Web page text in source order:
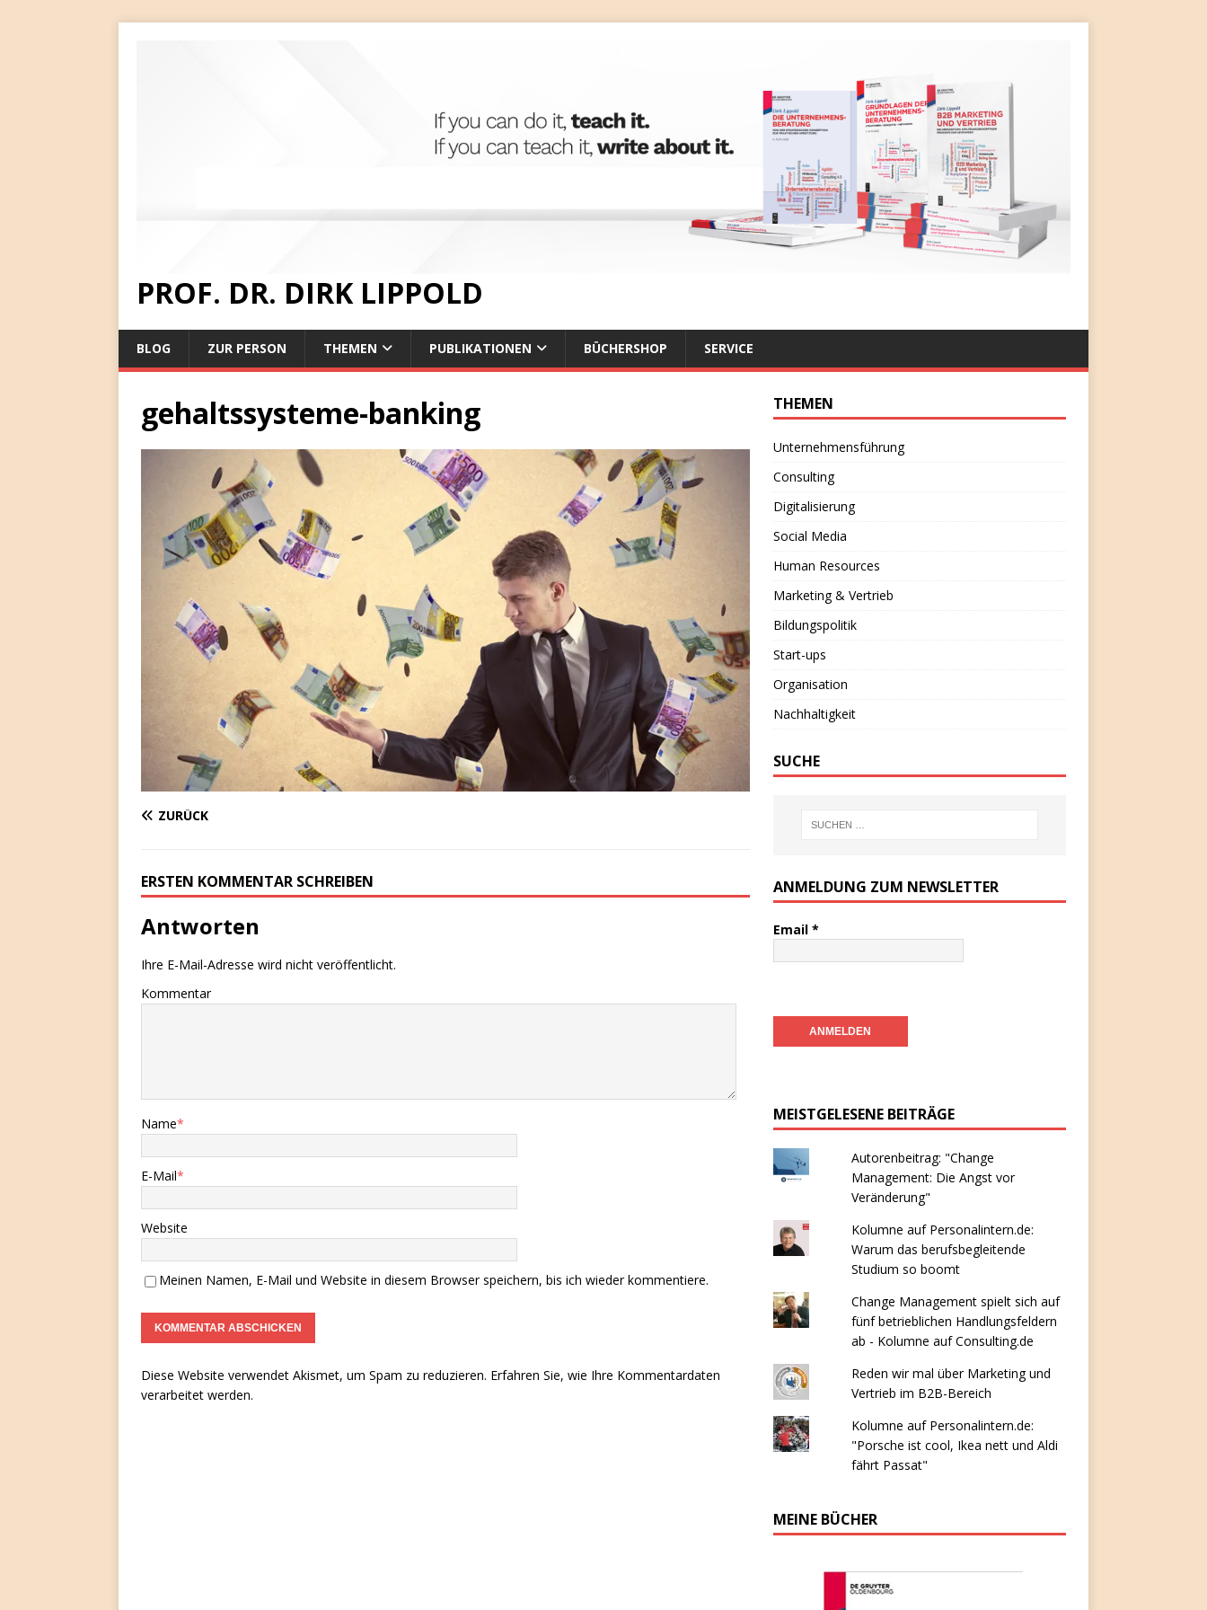
PROF. DR. DIRK LIPPOLD
BLOG ZUR PERSON THEMEN PUBLIKATIONEN BÜCHERSHOP SERVICE
gehaltssysteme-banking
ZURÜCK
ERSTEN KOMMENTAR SCHREIBEN
Antworten
Ihre E-Mail-Adresse wird nicht veröffentlicht.
Kommentar
Name*
E-Mail*
Website
Meinen Namen, E-Mail und Website in diesem Browser speichern, bis ich wieder kommentiere.
Diese Website verwendet Akismet, um Spam zu reduzieren. Erfahren Sie, wie Ihre Kommentardaten
verarbeitet werden.
THEMEN
Unternehmensführung
Consulting
Digitalisierung
Social Media
Human Resources
Marketing & Vertrieb
Bildungspolitik
Start-ups
Organisation
Nachhaltigkeit
SUCHE
ANMELDUNG ZUM NEWSLETTER
Email *
MEISTGELESENE BEITRÄGE
Autorenbeitrag: "Change
Management: Die Angst vor
Veränderung"
Kolumne auf Personalintern.de:
Warum das berufsbegleitende
Studium so boomt
Change Management spielt sich auf
fünf betrieblichen Handlungsfeldern
ab - Kolumne auf Consulting.de
Reden wir mal über Marketing und
Vertrieb im B2B-Bereich
Kolumne auf Personalintern.de:
"Porsche ist cool, Ikea nett und Aldi
fährt Passat"
MEINE BÜCHER